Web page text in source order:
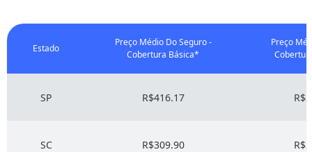
Estado
Preço Médio Do Seguro -
Cobertura Básica*
Preço
SP R$416.17
SC R$309.90